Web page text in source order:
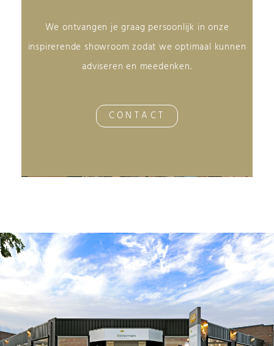
We ontvangen je graag persoonlijk in onze
inspirerende showroom zodat we optimaal kunnen
adviseren en meedenken.
CONTACT